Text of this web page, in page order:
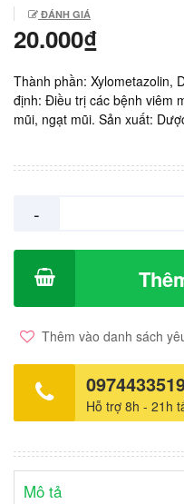
ĐÁNH GIÁ
20.000₫
Thành phần: Xylometazolin,
định: Điều trị các bệnh viêm
mũi, ngạt mũi. Sản xuất:
-
Thêm vào danh sách
Hỗ trợ 8h - 21h
Mô tả